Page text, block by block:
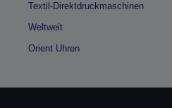
Textil-Direktdruckmaschinen
Weltweit
Orient Uhren